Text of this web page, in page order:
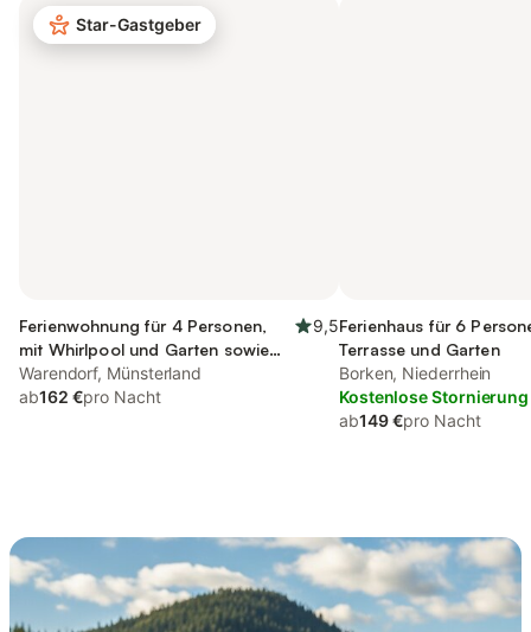
Star-Gastgeber
Ferienwohnung für 4 Personen,
mit Whirlpool und Garten sowie
Sauna
9,5
Warendorf, Münsterland
ab162 €pro Nacht
Ferienhaus für 6
Terrasse und Garten
Borken, Niederrhein
Kostenlose Stornierung
ab149 €pro Nacht